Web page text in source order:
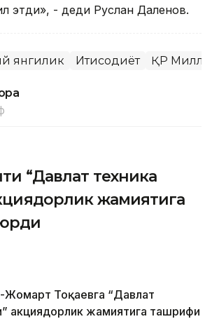
этди», - деди Руслан Даленов.
янгилик Иқтисодиёт ҚР
“Давлат техника
жамиятига
Жомарт Тоқаевга “Давлат
акциядорлик жамиятига ташрифи